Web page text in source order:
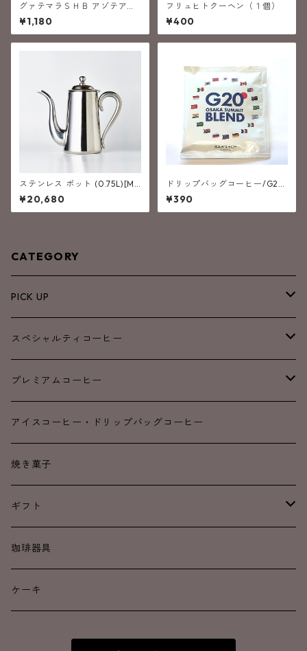
グァテマラＳＨＢ アゾテア
(中深煎り）
¥1,180
フリュヒトクーヘン（１個）
¥400
ステンレス ポット (0.75L)[M-
5]
¥20,680
ドリップバッグコーヒー/G20
OSAKA SUMMT Blend（G20
大阪サミットブレンド）
¥390
CATEGORY
PICK UP
NEW
SALE
スペシャルティコーヒー
ブレンド
浅煎り
中煎り
中深煎り
深煎り
プレミアムコーヒー
浅煎り
中煎り
中深煎り
深煎り
カフェインレス
アイスコーヒー・ドリップバッグコーヒー
焼き菓子
ギフト
ドリップコーヒー
焼き菓子
珈琲器具
ケーキ